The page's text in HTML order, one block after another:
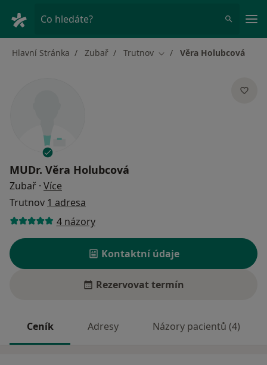
Co hledáte?
Hlavní Stránka Zubař Trutnov Změna města
Věra Holubcová
MUDr. Věra Holubcová
Zubař · Více
Trutnov 1 adresa
4 názory
Kontaktní údaje
Rezervovat termín
Ceník Adresy Názory pacientů (4)